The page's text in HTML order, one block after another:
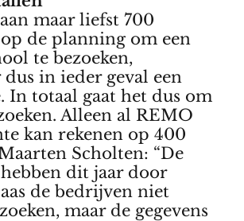
maar liefst 700
de planning om een
te bezoeken,
in ieder geval een
In totaal gaat het dus om
Alleen al REMO
kan rekenen op 400
Scholten: “De
dit jaar door
de bedrijven niet
maar de gegevens